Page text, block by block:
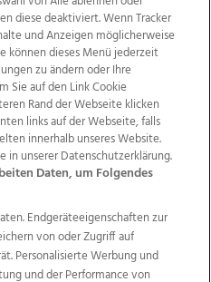
Kontakt
Jobs
AGB Anzeigekunden
Politische Werbung
Wimmer
OÖNow
Ischler Woche
OÖN Immobilien
diese deaktiviert. Wenn Tracker
und Anzeigen möglicherweise
können dieses Menü jederzeit
zu ändern oder Ihre
Sie auf den Link Cookie
Rand der Webseite klicken
links auf der Webseite, falls
innerhalb unseres Website.
unserer Datenschutzerklärung.
Daten, um Folgendes
Endgeräteeigenschaften zur
von oder Zugriff auf
Personalisierte Werbung und
und der Performance von